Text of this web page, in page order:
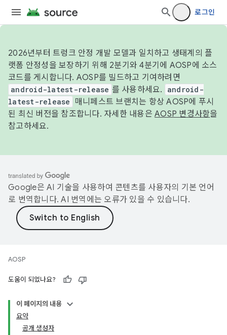
로그인
2026년부터 트렁크 안정 개발 모델과 일치하고 생태계의 플
랫폼 안정성을 보장하기 위해 2분기와 4분기에 AOSP에 소스
코드를 게시합니다. AOSP를 빌드하고 기여하려면
android-latest-release 를 사용하세요.
android-
latest-release
매니페스트 브랜치는 항상 AOSP에 푸시
된 최신 버전을 참조합니다. 자세한 내용은 AOSP 변경사항을
참고하세요.
Google은 AI 기술을 사용하여 콘텐츠를 사용자의 기본 언어
로 번역합니다. AI 번역에는 오류가 있을 수 있습니다.
AOSP
도움이 되었나요?
이 페이지의 내용
요약
공개 생성자